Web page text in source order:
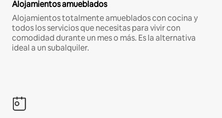
Alojamientos amueblados
Alojamientos totalmente amueblados con cocina y
todos los servicios que necesitas para vivir con
comodidad durante un mes o más. Es la alternativa
ideal a un subalquiler.